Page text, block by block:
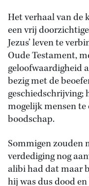
Het verhaal van de
een vrij
Jezus’ leven te
Oude Testament,
geloofwaardigheid
bezig met de
geschiedschrijving;
mogelijk mensen
boodschap.
Sommigen zouden
verdediging nog
alibi had dat maar
hij was dus dood